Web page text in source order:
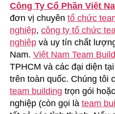
Công Ty Cổ Phần Việt
đơn vị chuyên tổ chức
nghiệp, công ty tổ chức
nghiệp và uy tín chất
Nam. Việt Nam Team
TPHCM và các đại diện
trên toàn quốc. Chúng tôi
team building trọn gói
nghiệp (còn gọi là team